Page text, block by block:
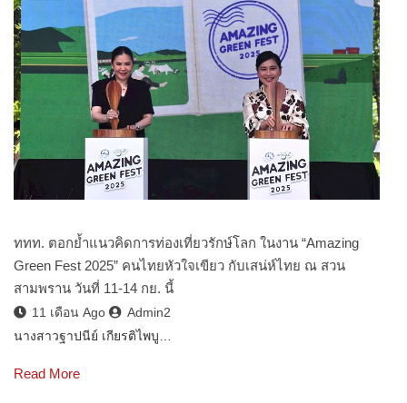
ททท. ตอกย้ำแนวคิดการท่องเที่ยวรักษ์โลก ในงาน “Amazing
Green Fest 2025” คนไทยหัวใจเขียว กับเสน่ห์ไทย ณ สวน
สามพราน วันที่ 11-14 กย. นี้
11 เดือน Ago
Admin2
นางสาวฐาปนีย์ เกียรติไพบู…
Read More